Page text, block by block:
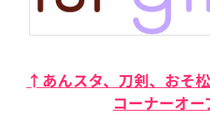
↑あんスタ、刀剣、おそ
コーナーオー